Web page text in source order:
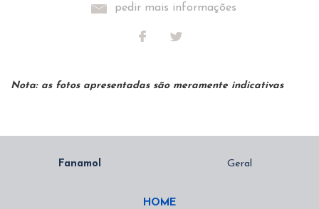
pedir mais informações
Nota: as fotos apresentadas são meramente indicativas
HOME